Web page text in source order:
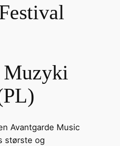
Muzyki
Avantgarde Music
største og